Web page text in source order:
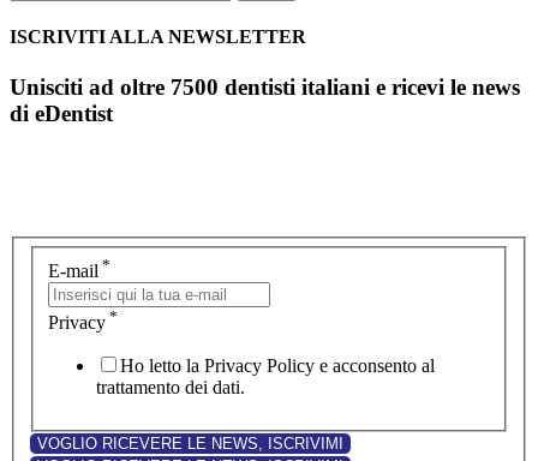
ISCRIVITI ALLA NEWSLETTER
Unisciti ad oltre 7500 dentisti italiani e ricevi le news
di eDentist
E-mail *
Privacy *
Ho letto la Privacy Policy e acconsento al
trattamento dei dati.